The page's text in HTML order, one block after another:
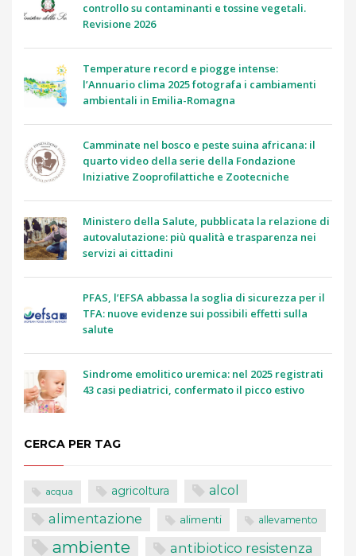
controllo su contaminanti e tossine vegetali.
Revisione 2026
Temperature record e piogge intense:
l’Annuario clima 2025 fotografa i cambiamenti
ambientali in Emilia-Romagna
Camminate nel bosco e peste suina africana: il
quarto video della serie della Fondazione
Iniziative Zooprofilattiche e Zootecniche
Ministero della Salute, pubblicata la relazione di
autovalutazione: più qualità e trasparenza nei
servizi ai cittadini
PFAS, l’EFSA abbassa la soglia di sicurezza per il
TFA: nuove evidenze sui possibili effetti sulla
salute
Sindrome emolitico uremica: nel 2025 registrati
43 casi pediatrici, confermato il picco estivo
CERCA PER TAG
acqua agricoltura alcol
alimentazione alimenti allevamento
ambiente antibiotico resistenza